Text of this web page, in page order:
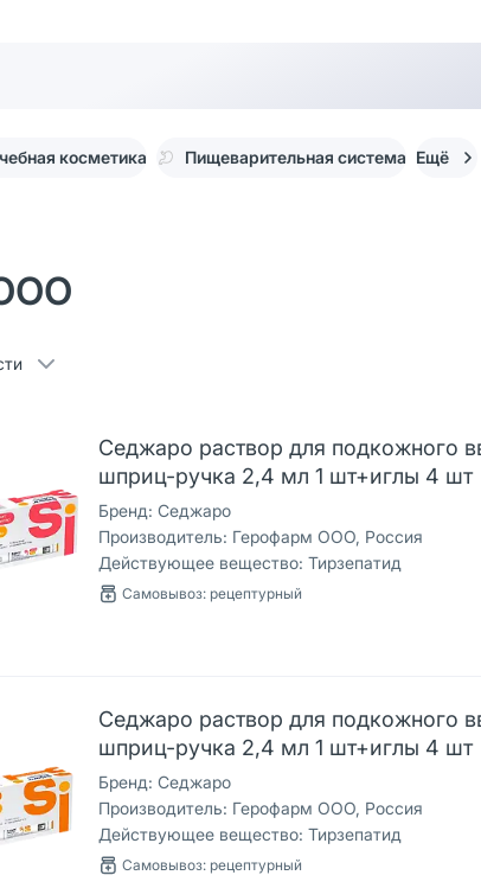
косметика Пищеварительная система Ещё
Седжаро раствор для подкожного
шприц-ручка 2,4 мл 1 шт+иглы 4 шт
Бренд: Седжаро
Производитель: Герофарм ООО, Россия
Действующее вещество: Тирзепатид
Самовывоз: рецептурный
Седжаро раствор для подкожного
шприц-ручка 2,4 мл 1 шт+иглы 4 шт
Бренд: Седжаро
Производитель: Герофарм ООО, Россия
Действующее вещество: Тирзепатид
Самовывоз: рецептурный